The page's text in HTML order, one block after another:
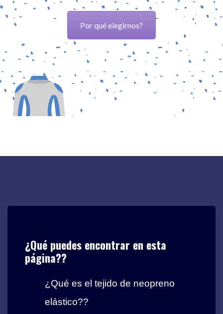
Por qué elegirnos?
¿Qué puedes encontrar en esta
página??
¿Qué es el tejido de neopreno
elástico??